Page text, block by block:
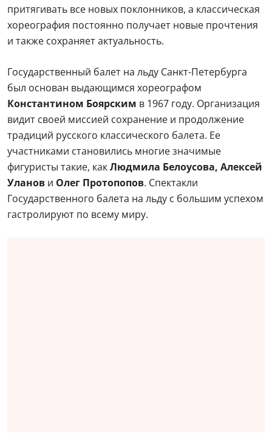
притягивать все новых поклонников, а классическая
хореография постоянно получает новые прочтения
и также сохраняет актуальность.
Государственный балет на льду Санкт-Петербурга
был основан выдающимся хореографом
Константином Боярским в 1967 году. Организация
видит своей миссией сохранение и продолжение
традиций русского классического балета. Ее
участниками становились многие значимые
фигуристы такие, какЛюдмила Белоусова, Алексей
Уланов и Олег Протопопов. Спектакли
Государственного балета на льду с большим успехом
гастролируют по всему миру.